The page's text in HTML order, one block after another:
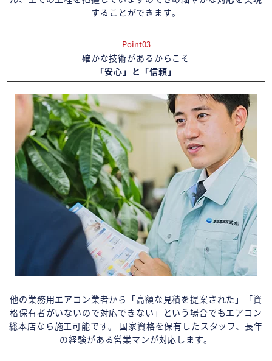
することができます。
Point03
確かな技術があるからこそ
「安心」と「信頼」
他の業務用エアコン業者から「高額な見積を提案された」「資
格保有者がいないので対応できない」という場合でもエアコン
総本店なら施工可能です。 国家資格を保有したスタッフ、長年
の経験がある営業マンが対応します。